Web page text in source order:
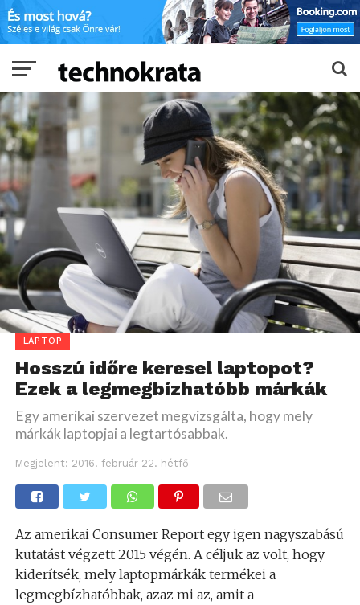
LAPTOP
Hosszú időre keresel laptopot?
Ezek a legmegbízhatóbb márkák
Egy amerikai szervezet megvizsgálta, hogy mely
márkák laptopjai a legtartósabbak.
Megjelent: 2016. február 22. hétfő
Az amerikai Consumer Report egy igen nagyszabású
kutatást végzett 2015 végén. A céljuk az volt, hogy
kiderítsék, mely laptopmárkák termékei a
legmegbízhatóbbak, azaz mi az, amit a